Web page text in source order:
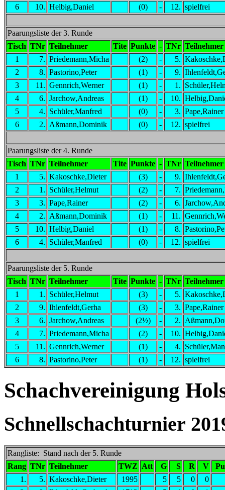
6
10. Helbig,Daniel (0) - 12. spielfrei
Paarungsliste der 3. Runde
Tisch TNr Teilnehmer Tite Punkte - TNr Teilnehmer
1
7. Priedemann,Micha (2) - 5.
2
8. Pastorino,Peter (1) - 9.
3
11. Gennrich,Werner (1) - 1.
4
6. Jarchow,Andreas (1) - 10.
5
4. Schüler,Manfred (0) - 3. Pape,Rainer
6
2. Aßmann,Dominik (0) - 12. spielfrei
Paarungsliste der 4. Runde
Tisch TNr Teilnehmer Tite Punkte - TNr Teilnehmer
1
5. Kakoschke,Dieter (3) - 9.
2
1. Schüler,Helmut (2) - 7.
3
3. Pape,Rainer (2) - 6.
4
2. Aßmann,Dominik (1) - 11.
5
10. Helbig,Daniel (1) - 8.
6
4. Schüler,Manfred (0) - 12. spielfrei
Paarungsliste der 5. Runde
Tisch TNr Teilnehmer Tite Punkte - TNr Teilnehmer
1
1. Schüler,Helmut (3) - 5.
2
9. Ihlenfeldt,Gerha (3) - 3. Pape,Rainer
3
6. Jarchow,Andreas (2½) - 2.
4
7. Priedemann,Micha (2) - 10.
5
11. Gennrich,Werner (1) - 4.
6
8. Pastorino,Peter (1) - 12. spielfrei
Schachvereinigung
Schnellschachturnier
Rangliste: Stand nach der 5. Runde
Rang TNr Teilnehmer TWZ Att G S R V
1.
5. Kakoschke,Dieter 1995 5 5 0
0